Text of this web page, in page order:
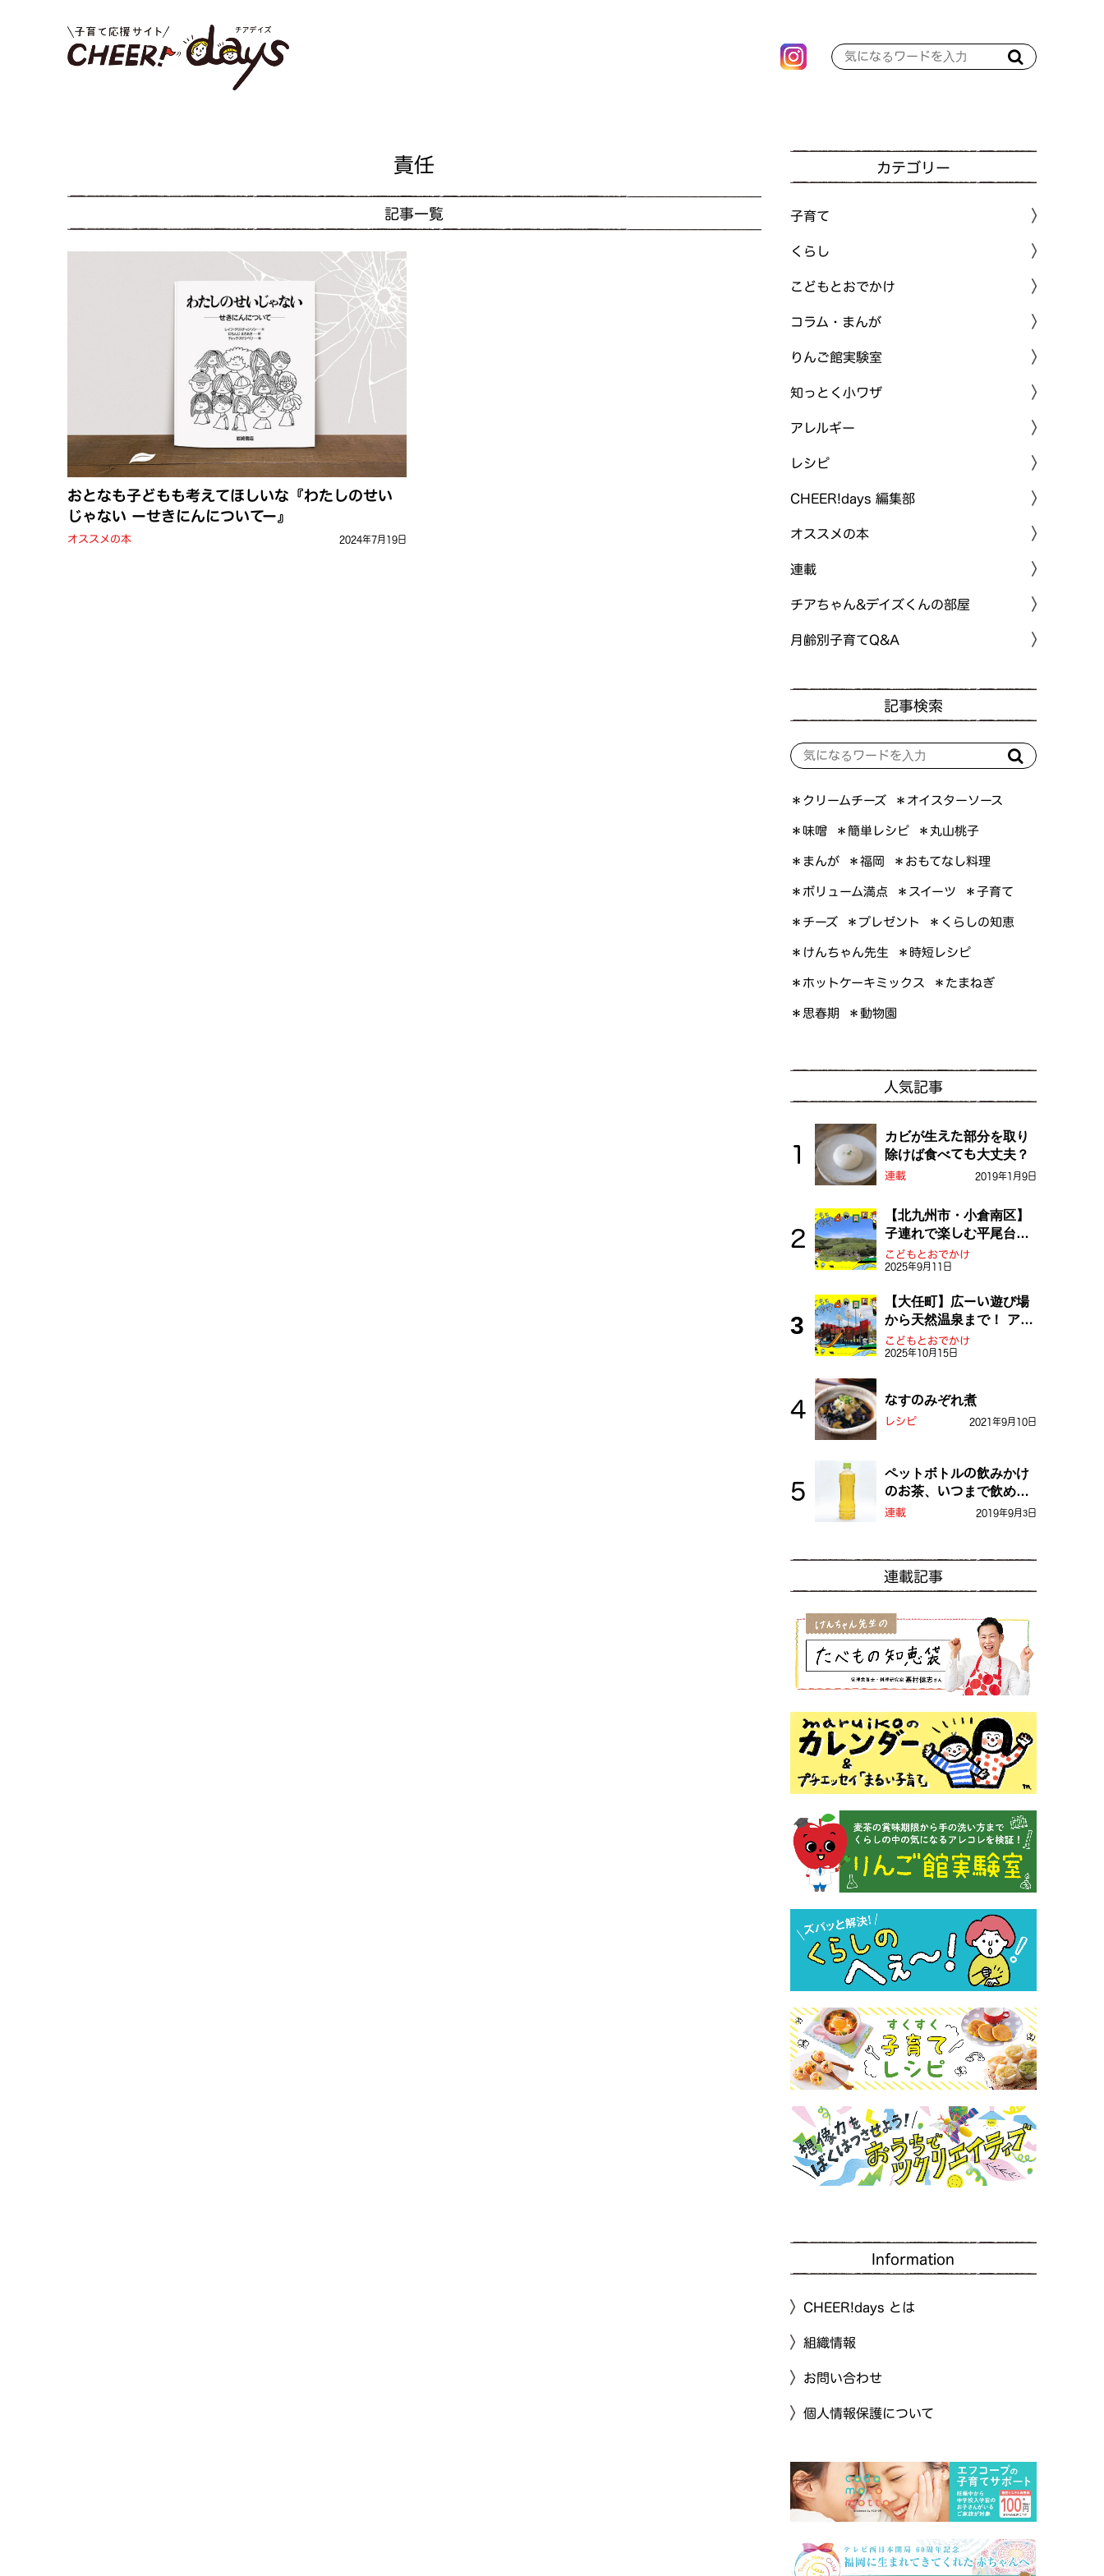
責任
記事一覧
おとなも子どもも考えてほしいな『わたしのせい
じゃない ーせきにんについてー』
オススメの本 2024年7月19日
カテゴリー
子育て
くらし
こどもとおでかけ
コラム・まんが
りんご館実験室
知っとく小ワザ
アレルギー
レシピ
CHEER!days 編集部
オススメの本
連載
チアちゃん&デイズくんの部屋
月齢別子育てQ&A
記事検索
＊クリームチーズ ＊オイスターソース
＊味噌 ＊簡単レシピ ＊丸山桃子
＊まんが ＊福岡 ＊おもてなし料理
＊ボリューム満点 ＊スイーツ ＊子育て
＊チーズ ＊プレゼント ＊くらしの知恵
＊けんちゃん先生 ＊時短レシピ
＊ホットケーキミックス ＊たまねぎ
＊思春期 ＊動物園
人気記事
カビが生えた部分を取り
除けば食べても大丈夫？
連載 2019年1月9日
【北九州市・小倉南区】
子連れで楽しむ平尾台！
ふしぎな草原や千仏鍾乳
洞を探検しよう！
こどもとおでかけ
2025年9月11日
【大任町】広ーい遊び場
から天然温泉まで！ アミ
ューズメントな道の駅・
おおとう桜街道
こどもとおでかけ
2025年10月15日
なすのみぞれ煮
レシピ 2021年9月10日
ペットボトルの飲みかけ
のお茶、いつまで飲め
る？
連載 2019年9月3日
連載記事
Information
CHEER!days とは
組織情報
お問い合わせ
個人情報保護について